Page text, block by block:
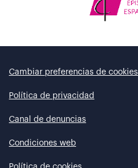
Cambiar preferencias de cookies
Política de privacidad
Canal de denuncias
Condiciones web